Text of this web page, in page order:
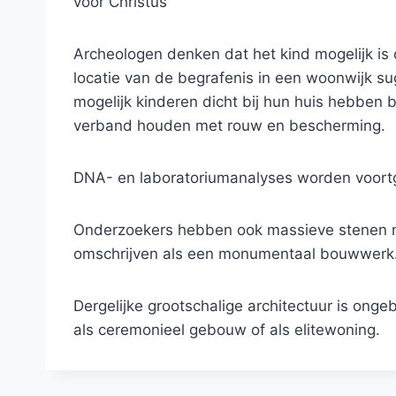
Archeologen denken dat het kind mogelijk
locatie van de begrafenis in een woonwijk
mogelijk kinderen dicht bij hun huis hebben
verband houden met rouw en bescherming.
DNA- en laboratoriumanalyses worden
Onderzoekers hebben ook massieve
omschrijven als een monumentaal
Dergelijke grootschalige architectuur is
als ceremonieel gebouw of als elitewoning.